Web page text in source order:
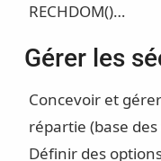
RECHDOM()…
Gérer les
Concevoir et
répartie (base
Définir des